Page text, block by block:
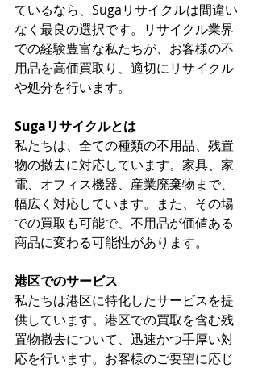
ているなら、Sugaリサイクルは間違い
なく最良の選択です。リサイクル業界
での経験豊富な私たちが、お客様の不
用品を高価買取り、適切にリサイクル
や処分を行います。
Sugaリサイクルとは
私たちは、全ての種類の不用品、残置
物の撤去に対応しています。家具、家
電、オフィス機器、産業廃棄物まで、
幅広く対応しています。また、その場
での買取も可能で、不用品が価値ある
商品に変わる可能性があります。
港区でのサービス
私たちは港区に特化したサービスを提
供しています。港区での買取を含む残
置物撤去について、迅速かつ手厚い対
応を行います。お客様のご要望に応じ